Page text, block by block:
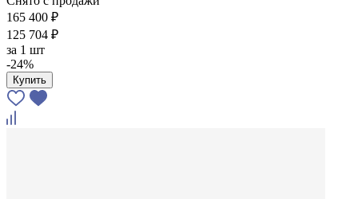
165 400 ₽
125 704 ₽
за 1 шт
-24%
Купить